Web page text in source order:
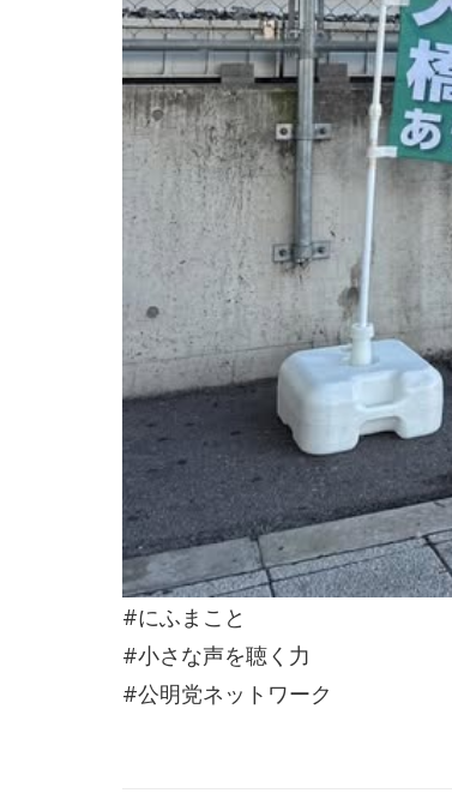
#にふまこと
#小さな声を聴く力
#公明党ネットワーク